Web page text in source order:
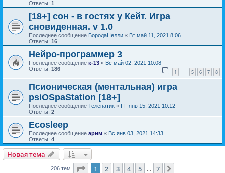
Ответы: 1
[18+] сон - в гостях у Кейт. Игра
сновиденная. v 1.0
Последнее сообщение БородаНелли « Вт май 11, 2021 8:06
Ответы: 16
Нейро-программер 3
Последнее сообщение к-13 « Вс май 02, 2021 10:08
Ответы: 186 1 5 6 7 8
Псионическая (ментальная) игра
psiOSpaStation [18+]
Последнее сообщение Телепатик « Пт янв 15, 2021 10:12
Ответы: 2
Ecosleep
Последнее сообщение арим « Вс янв 03, 2021 14:33
Ответы: 4
Новая тема
206 тем Страница из
1 2 3 4 5 7